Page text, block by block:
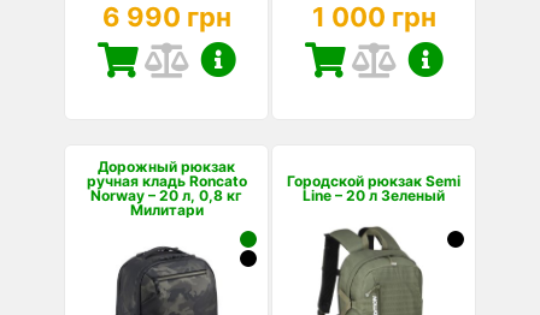
6 990 грн 1 000 грн
Дорожный рюкзак
ручная кладь Roncato
Norway – 20 л, 0,8 кг
Милитари
Городской рюкзак Semi
Line – 20 л Зеленый